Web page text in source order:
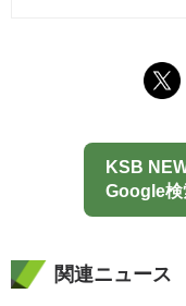
KSB
Google検
関連ニュース